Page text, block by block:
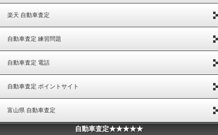
楽天 自動車査定
自動車査定 練習問題
自動車査定 電話
自動車査定 ポイントサイト
富山県 自動車査定
自動車査定★★★★★